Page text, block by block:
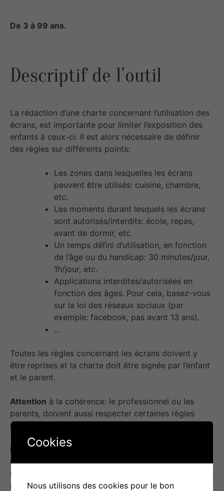
De 3 à 99 ans.
Descriptif de l’outil
La rédaction d’une charte concernant l’utilisation des
écrans, est importante pour limiter l’exposition des
enfants à ceux-ci. Il est alors nécessaire de définir
des règles sur différents points:
Les zones dans lesquelles les écrans
peuvent être utilisés: cuisine, chambre,
etc.
Les moments durant lesquels les écrans
sont autorisés/interdits: école, repas,
avant de dormir, etc.
Un temps défini d’utilisation, en fonction
de l’âge ou du handicap: 30 minutes/jour,
1h/jour, etc.
Applications interdites/autorisées en
fonction des âges. Pour cela, basez-vous
sur la loi des réseaux sociaux (par
exemple: facebook, pas avant 13 ans).
…
Toutes les règles concernant les écrans doivent y
être reprises et la charte doit être signée par l’enfant
et le parent.
Attention à la cohérence: le professionnel ou les
parents, doivent aussi respecter certaines règles
pour montrer l’exemple aux enfants!
Remarque: les personnes en situation de handicap
mental sont plus fragiles face aux dangers des
réseaux sociaux, notamment car elles ont besoin de
reconnaissance et de valorisation. Les pièges sont
Cookies
Nous utilisons des cookies pour le bon